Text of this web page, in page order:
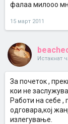
фалаа милооо мн
15 март 2011
Истакнат
За почеток ,
кои не
Работи на себе ,
одговара,кој
излегување.